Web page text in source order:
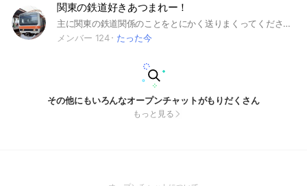
関東の鉄道好きあつまれー！
主に関東の鉄道関係のことをとにかく送りまくってください！！他のものでも大丈夫ですよ！ 鉄道初心者も大歓迎！！ 写真に自信がなくても問題ない！ ため口で良いからね～！ #初心者大歓迎 #鉄道 #電車 #JR #私鉄 #関東 #撮り鉄 #写真 #音鉄 #乗り鉄 #関東 #東日本
メンバー 124
たった今
その他にもいろんなオープンチャットがもりだくさん
もっと見る